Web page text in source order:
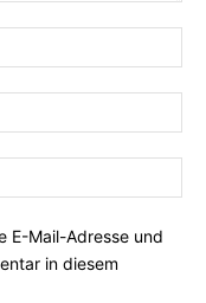
E-Mail-Adresse und
in diesem